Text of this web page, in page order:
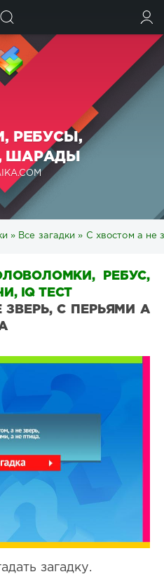
РЕБУСЫ,
ШАРАДЫ
» Все загадки » С хвостом а не
РЕБУС,
IQ ТЕСТ
С ПЕРЬЯМИ А
загадку.